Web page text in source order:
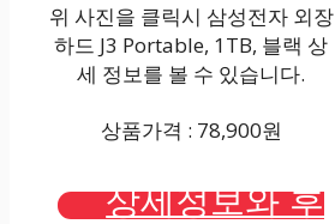
위 사진을 클릭시 삼성전자 외장
하드 J3 Portable, 1TB, 블랙 상
세 정보를 볼 수 있습니다.
상품가격 : 78,900원
상세정보와 후